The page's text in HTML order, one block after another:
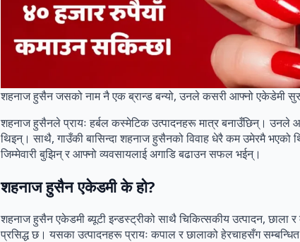
शहनाज हुसैन जसको नाम नै एक ब्रान्ड बन्यो, उनले कसरी आफ्नो एकेडेमी
शहनाज हुसैनले प्रायः हर्बल कस्मेटिक उत्पादनहरू मात्र बनाउँछिन्। उनले
थिइन्। साथै, गाउँकी बासिन्दा शहनाज हुसैनको विवाह धेरै कम उमेरमै भएको
जिम्मेवारी बुझिन् र आफ्नो व्यवसायलाई अगाडि बढाउन सफल भईन्।
शहनाज हुसैन एकेडमी के हो?
शहनाज हुसैन एकेडमी ब्यूटी इन्डस्ट्रीको साथै चिकित्सकीय उत्पादन, छाला
प्रसिद्ध छ। यसका उत्पादनहरू प्रायः कपाल र छालाको हेरचाहसँग